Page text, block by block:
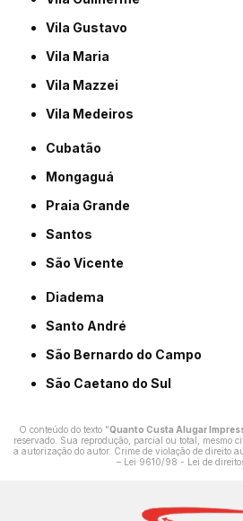
Vila Gustavo
Vila Maria
Vila Mazzei
Vila Medeiros
Cubatão
Mongaguá
Praia Grande
Santos
São Vicente
Diadema
Santo André
São Bernardo do Campo
São Caetano do Sul
O conteúdo do texto "Quanto Custa Alugar
reservado. Sua reprodução, parcial ou total, mesmo
a autorização do autor. Crime de violação de direito
–
Lei 9610/98 - Lei de